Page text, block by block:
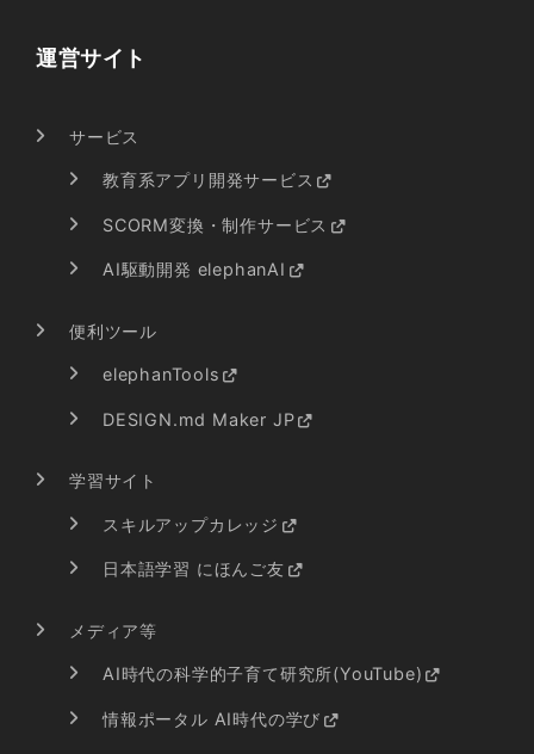
運営サイト
サービス
教育系アプリ開発サービス
SCORM変換・制作サービス
AI駆動開発 elephanAI
便利ツール
elephanTools
DESIGN.md Maker JP
学習サイト
スキルアップカレッジ
日本語学習 にほんご友
メディア等
AI時代の科学的子育て研究所(YouTube)
情報ポータル AI時代の学び